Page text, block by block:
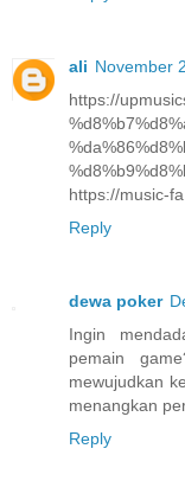
ali November
https://
https://music-
Reply
dewa poker
Ingin
pemain
mewujudkan
menangkan
Reply